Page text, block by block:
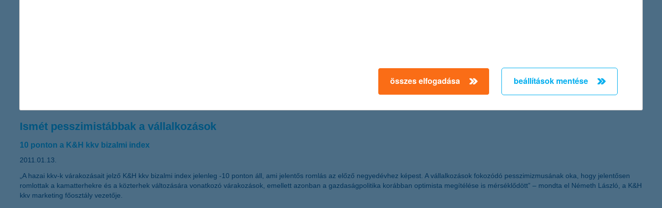
A K&H ismét rangos elismerésben részesült. Ezúttal a neves nemzetközi magazin, a The Banker adományozta a “The Bank of the Year in Hungary - 2011” címet a K&H-nak, díjazva eredményeit és
Ismét pesszimistábbak a vállalkozások
10 ponton a K&H kkv bizalmi index
2011.01.13.
„A hazai kkv-k várakozásait jelző K&H kkv bizalmi index jelenleg -10 ponton áll, ami jelentős romlás az előző negyedévhez képest. A vállalkozások fokozódó pesszimizmusának oka, hogy jelentősen
romlottak a kamatterhekre és a közterhek változására vonatkozó várakozások, emellett azonban a gazdaságpolitika korábban optimista megítélése is mérséklődött” – mondta el Németh László, a K&H
kkv marketing főosztály vezetője.
összes elfogadása beállítások mentése